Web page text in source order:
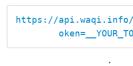
https://api.waqi.info/
.